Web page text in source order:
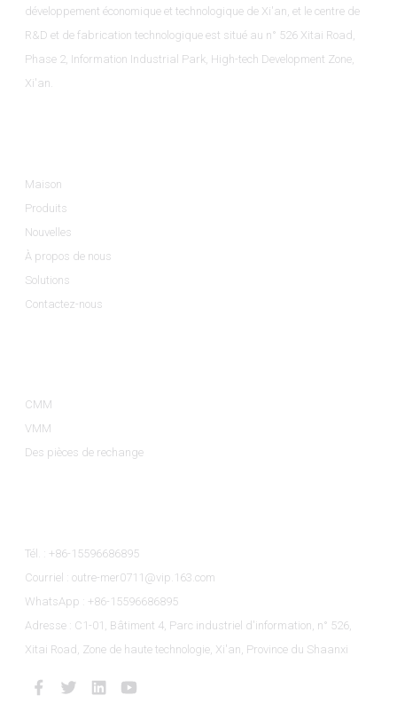
développement économique et technologique de Xi'an, et le centre de
R&D et de fabrication technologique est situé au n° 526 Xitai Road,
Phase 2, Information Industrial Park, High-tech Development Zone,
Xi'an.
Maison
Produits
Nouvelles
À propos de nous
Solutions
Contactez-nous
CMM
VMM
Des pièces de rechange
Tél. : +86-15596686895
Courriel : outre-mer0711@vip.163.com
WhatsApp : +86-15596686895
Adresse : C1-01, Bâtiment 4, Parc industriel d'information, n° 526,
Xitai Road, Zone de haute technologie, Xi'an, Province du Shaanxi